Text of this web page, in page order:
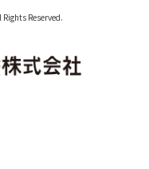
Reserved.